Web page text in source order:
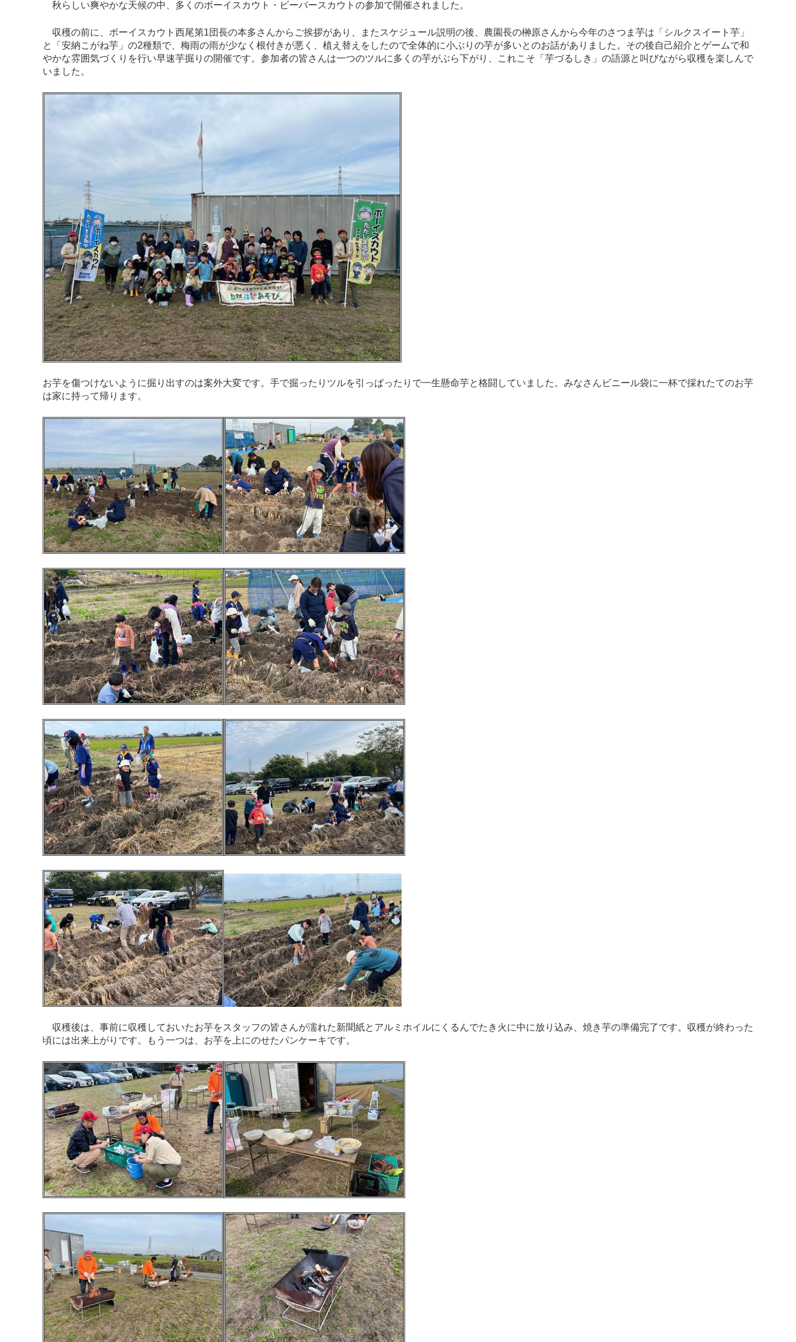
秋らしい爽やかな天候の中、多くのボーイスカウト・ビーバースカウトの参加で開催されました。
収穫の前に、ボーイスカウト西尾第1団長の本多さんからご挨拶があり、またスケジュール説明の後、農園長の榊原さんから今年のさつま芋は「シルクスイート芋」
と「安納こがね芋」の2種類で、梅雨の雨が少なく根付きが悪く、植え替えをしたので全体的に小ぶりの芋が多いとのお話がありました。その後自己紹介とゲームで和
やかな雰囲気づくりを行い早速芋掘りの開催です。参加者の皆さんは一つのツルに多くの芋がぶら下がり、これこそ「芋づるしき」の語源と叫びながら収穫を楽しんで
いました。
お芋を傷つけないように掘り出すのは案外大変です。手で掘ったりツルを引っぱったりで一生懸命芋と格闘していました。みなさんビニール袋に一杯で採れたてのお芋
は家に持って帰ります。
収穫後は、事前に収穫しておいたお芋をスタッフの皆さんが濡れた新聞紙とアルミホイルにくるんでたき火に中に放り込み、焼き芋の準備完了です。収穫が終わった
頃には出来上がりです。もう一つは、お芋を上にのせたパンケーキです。